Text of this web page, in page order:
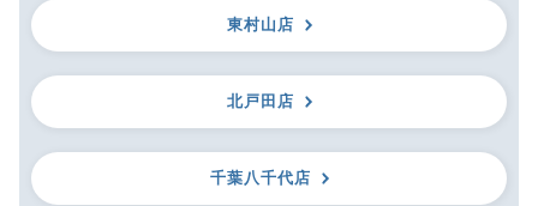
東村山店
北戸田店
千葉八千代店